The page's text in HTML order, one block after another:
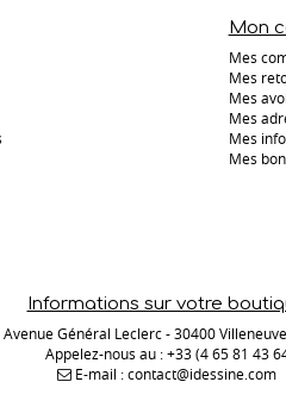
Mon
Mes
Mes
Mes
Mes
Mes
Mes
Informations sur votre
Avenue Général Leclerc - 30400
Appelez-nous au :+33 (4 65 81 43
E-mail :contact@idessine.com